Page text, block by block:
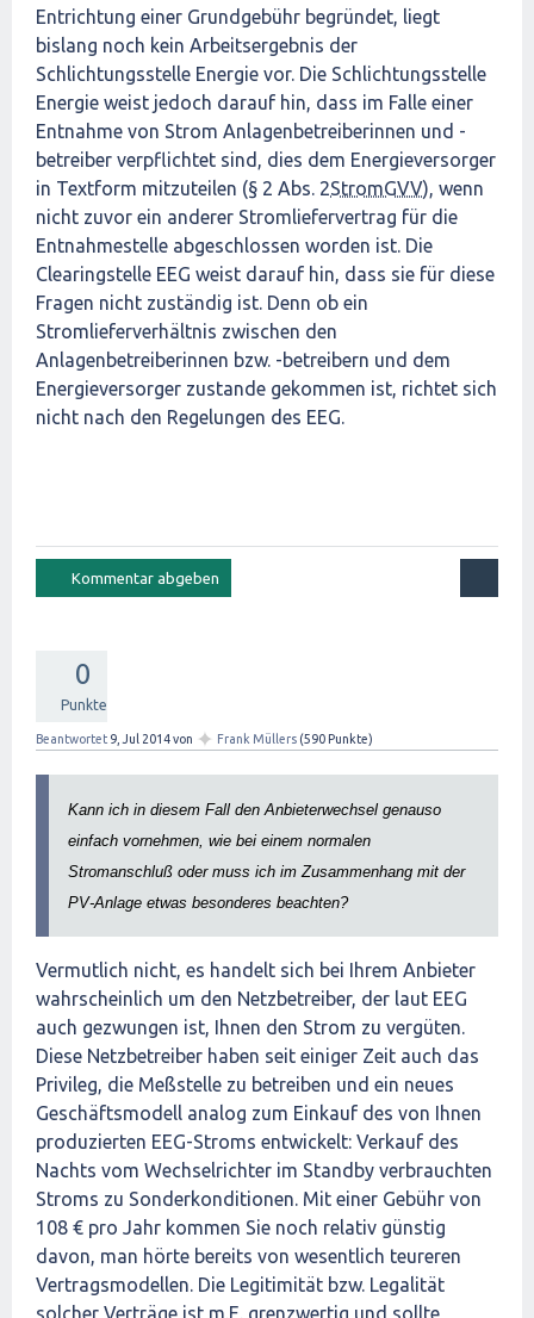
Entrichtung einer Grundgebühr begründet, liegt
bislang noch kein Arbeitsergebnis der
Schlichtungsstelle Energie vor. Die Schlichtungsstelle
Energie weist jedoch darauf hin, dass im Falle einer
Entnahme von Strom Anlagenbetreiberinnen und -
betreiber verpflichtet sind, dies dem Energieversorger
in Textform mitzuteilen (§ 2 Abs. 2StromGVV), wenn
nicht zuvor ein anderer Stromliefervertrag für die
Entnahmestelle abgeschlossen worden ist. Die
Clearingstelle EEG weist darauf hin, dass sie für diese
Fragen nicht zuständig ist. Denn ob ein
Stromlieferverhältnis zwischen den
Anlagenbetreiberinnen bzw. -betreibern und dem
Energieversorger zustande gekommen ist, richtet sich
nicht nach den Regelungen des EEG.
0
Punkte
Beantwortet 9, Jul 2014von ✦ Frank Müllers (590 Punkte)
Kann ich in diesem Fall den Anbieterwechsel genauso
einfach vornehmen, wie bei einem normalen
Stromanschluß oder muss ich im Zusammenhang mit der
PV-Anlage etwas besonderes beachten?
Vermutlich nicht, es handelt sich bei Ihrem Anbieter
wahrscheinlich um den Netzbetreiber, der laut EEG
auch gezwungen ist, Ihnen den Strom zu vergüten.
Diese Netzbetreiber haben seit einiger Zeit auch das
Privileg, die Meßstelle zu betreiben und ein neues
Geschäftsmodell analog zum Einkauf des von Ihnen
produzierten EEG-Stroms entwickelt: Verkauf des
Nachts vom Wechselrichter im Standby verbrauchten
Stroms zu Sonderkonditionen. Mit einer Gebühr von
108 € pro Jahr kommen Sie noch relativ günstig
davon, man hörte bereits von wesentlich teureren
Vertragsmodellen. Die Legitimität bzw. Legalität
solcher Verträge ist m.E. grenzwertig und sollte